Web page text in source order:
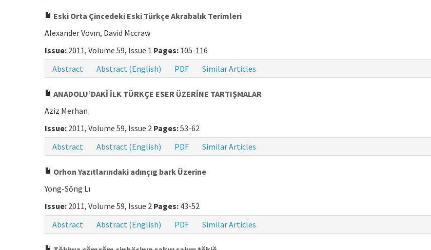
Eski Orta Çincedeki Eski Türkçe Akrabalık Terimleri
Alexander Vovın, David Mccraw
Issue: 2011, Volume 59, Issue 1 Pages: 105-116
Abstract
Abstract (English) PDF Similar Articles
ANADOLU’DAKİ İLK TÜRKÇE ESER ÜZERİNE TARTIŞMALAR
Aziz Merhan
Issue: 2011, Volume 59, Issue 2 Pages:53-62
Abstract
Abstract (English) PDF Similar Articles
Orhon Yazıtlarındaki adınçıg bark Üzerine
Yong-Sŏng Lı
Issue: 2011, Volume 59, Issue 2 Pages: 43-52
Abstract
Abstract (English) PDF Similar Articles